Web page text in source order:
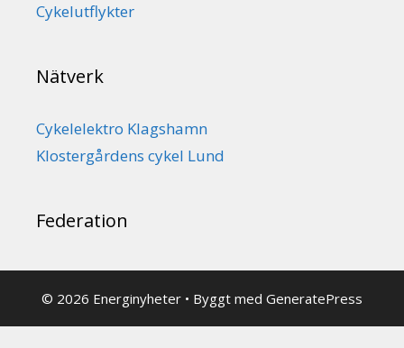
Cykelutflykter
Nätverk
Cykelelektro Klagshamn
Klostergårdens cykel Lund
Federation
© 2026 Energinyheter • Byggt med GeneratePress